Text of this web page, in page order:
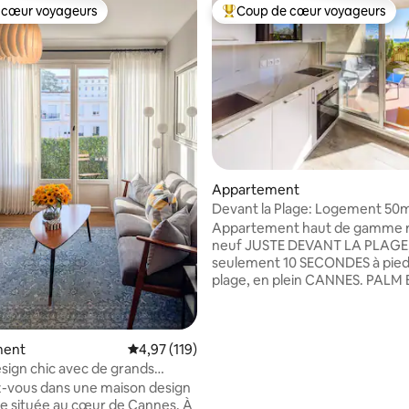
base de 190 commentaires : 4,99 sur 5
cœur voyageurs
voyageurs
Évaluation moyenne sur la base de 119
4,97 (119)
chic avec de grands
dans une maison design
située au cœur de Cannes. À
Coups de cœur voyageurs les
Coup de cœur voyageurs
Appartement
Devant la Plage: Logement
Jardin Privé 50m2
Appartement haut de gamme
neuf JUSTE DEVANT LA
seulement 10 SECONDES à
plage, en plein CANNES. PALM